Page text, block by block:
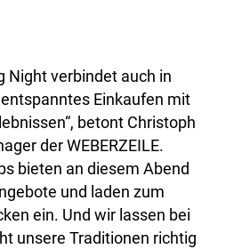
Night verbindet auch in
Einkaufen mit
betont Christoph
der WEBERZEILE.
bieten an diesem Abend
und laden zum
ein. Und wir lassen bei
unsere Traditionen richtig